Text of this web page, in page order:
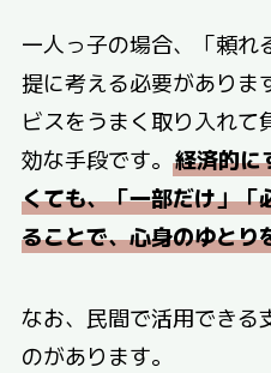
一人っ子の場合、「頼れ
提に考える必要がありま
ビスをうまく取り入れて
効な手段です。 経済的に
くても、「一部だけ」「
ることで、心身のゆとり
なお、民間で活用できる
のがあります。